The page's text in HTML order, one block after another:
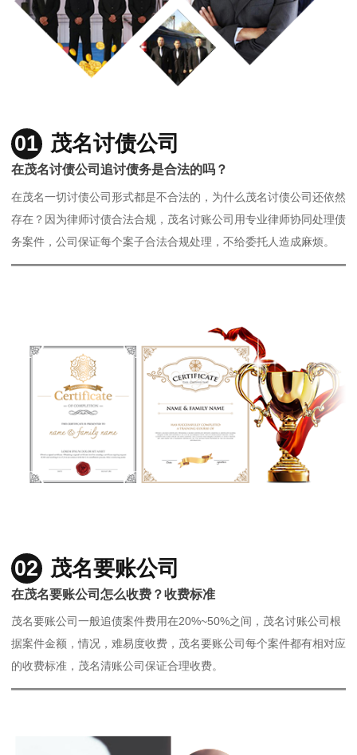
01 茂名讨债公司
在茂名讨债公司追讨债务是合法的吗？
在茂名一切讨债公司形式都是不合法的，为什么茂名讨债公司还依然
存在？因为律师讨债合法合规，茂名讨账公司用专业律师协同处理债
务案件，公司保证每个案子合法合规处理，不给委托人造成麻烦。
02 茂名要账公司
在茂名要账公司怎么收费？收费标准
茂名要账公司一般追债案件费用在20%~50%之间，茂名讨账公司根
据案件金额，情况，难易度收费，茂名要账公司每个案件都有相对应
的收费标准，茂名清账公司保证合理收费。